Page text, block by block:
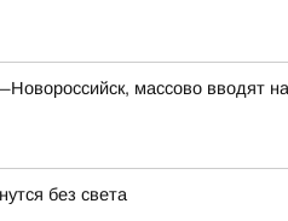
массово вводят
без света